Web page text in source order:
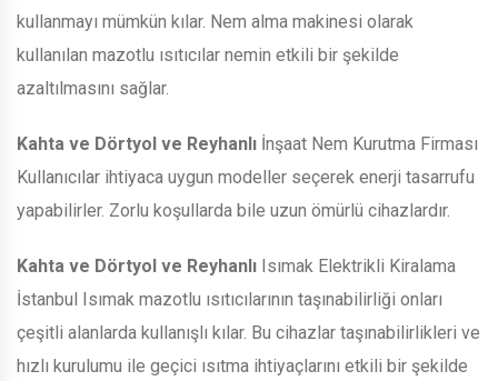
kullanmayı mümkün kılar. Nem alma makinesi olarak
kullanılan mazotlu ısıtıcılar nemin etkili bir şekilde
azaltılmasını sağlar.
Kahta ve Dörtyol ve Reyhanlı İnşaat Nem Kurutma Firması
Kullanıcılar ihtiyaca uygun modeller seçerek enerji tasarrufu
yapabilirler. Zorlu koşullarda bile uzun ömürlü cihazlardır.
Kahta ve Dörtyol ve Reyhanlı Isımak Elektrikli Kiralama
İstanbul Isımak mazotlu ısıtıcılarının taşınabilirliği onları
çeşitli alanlarda kullanışlı kılar. Bu cihazlar taşınabilirlikleri ve
hızlı kurulumu ile geçici ısıtma ihtiyaçlarını etkili bir şekilde